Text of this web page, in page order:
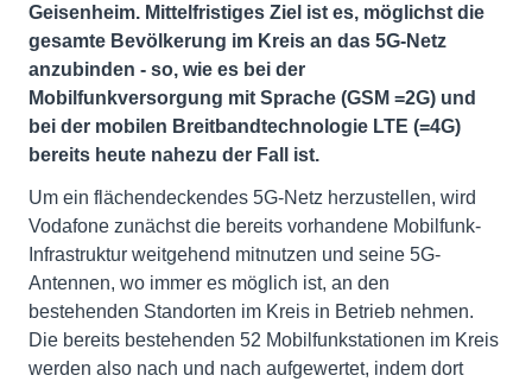
Geisenheim. Mittelfristiges Ziel ist es, möglichst die
gesamte Bevölkerung im Kreis an das 5G-Netz
anzubinden - so, wie es bei der
Mobilfunkversorgung mit Sprache (GSM =2G) und
bei der mobilen Breitbandtechnologie LTE (=4G)
bereits heute nahezu der Fall ist.
Um ein flächendeckendes 5G-Netz herzustellen, wird
Vodafone zunächst die bereits vorhandene Mobilfunk-
Infrastruktur weitgehend mitnutzen und seine 5G-
Antennen, wo immer es möglich ist, an den
bestehenden Standorten im Kreis in Betrieb nehmen.
Die bereits bestehenden 52 Mobilfunkstationen im Kreis
werden also nach und nach aufgewertet, indem dort